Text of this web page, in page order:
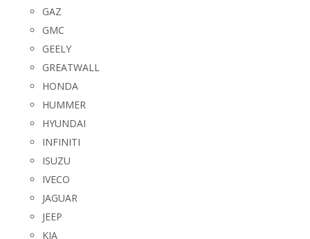
GAZ
GMC
GEELY
GREATWALL
HONDA
HUMMER
HYUNDAI
INFINITI
ISUZU
IVECO
JAGUAR
JEEP
KIA